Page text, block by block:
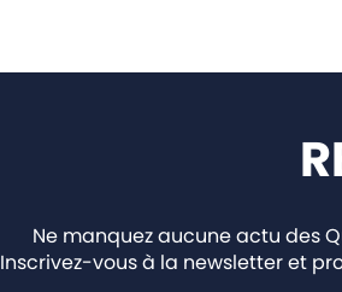
Ne manquez aucune actu des
Inscrivez-vous à la newsletter et